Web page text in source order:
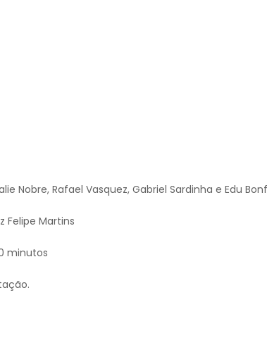
Nobre, Rafael Vasquez, Gabriel Sardinha e Edu
Felipe Martins
minutos